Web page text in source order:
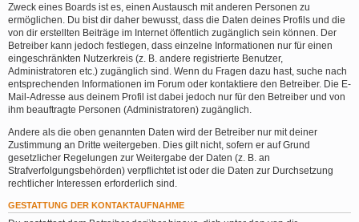
Zweck eines Boards ist es, einen Austausch mit anderen Personen zu
ermöglichen. Du bist dir daher bewusst, dass die Daten deines Profils und die
von dir erstellten Beiträge im Internet öffentlich zugänglich sein können. Der
Betreiber kann jedoch festlegen, dass einzelne Informationen nur für einen
eingeschränkten Nutzerkreis (z. B. andere registrierte Benutzer,
Administratoren etc.) zugänglich sind. Wenn du Fragen dazu hast, suche nach
entsprechenden Informationen im Forum oder kontaktiere den Betreiber. Die E-
Mail-Adresse aus deinem Profil ist dabei jedoch nur für den Betreiber und von
ihm beauftragte Personen (Administratoren) zugänglich.
Andere als die oben genannten Daten wird der Betreiber nur mit deiner
Zustimmung an Dritte weitergeben. Dies gilt nicht, sofern er auf Grund
gesetzlicher Regelungen zur Weitergabe der Daten (z. B. an
Strafverfolgungsbehörden) verpflichtet ist oder die Daten zur Durchsetzung
rechtlicher Interessen erforderlich sind.
GESTATTUNG DER KONTAKTAUFNAHME